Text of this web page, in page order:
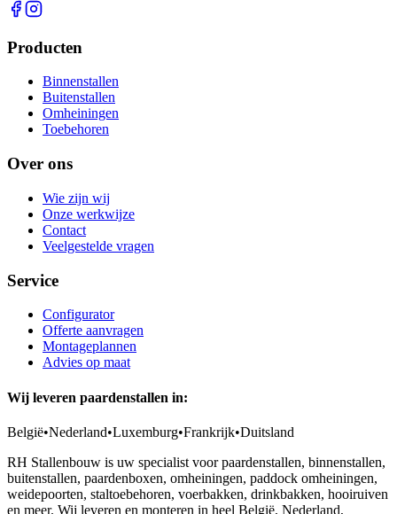
Producten
Binnenstallen
Buitenstallen
Omheiningen
Toebehoren
Over ons
Wie zijn wij
Onze werkwijze
Contact
Veelgestelde vragen
Service
Configurator
Offerte aanvragen
Montageplannen
Advies op maat
Wij leveren paardenstallen in:
België•Nederland•Luxemburg•Frankrijk•Duitsland
RH Stallenbouw is uw specialist voor paardenstallen, binnenstallen,
buitenstallen, paardenboxen, omheiningen, paddock omheiningen,
weidepoorten, staltoebehoren, voerbakken, drinkbakken, hooiruiven
en meer. Wij leveren en monteren in heel België, Nederland,